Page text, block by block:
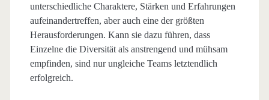
unterschiedliche Charaktere, Stärken und Erfahrungen
aufeinandertreffen, aber auch eine der größten
Herausforderungen. Kann sie dazu führen, dass
Einzelne die Diversität als anstrengend und mühsam
empfinden, sind nur ungleiche Teams letztendlich
erfolgreich.